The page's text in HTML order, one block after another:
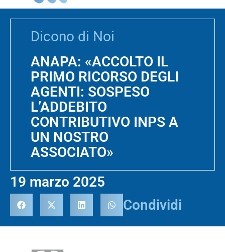
Dicono di Noi
ANAPA: «ACCOLTO IL
PRIMO RICORSO DEGLI
AGENTI: SOSPESO
L’ADDEBITO
CONTRIBUTIVO INPS A
UN NOSTRO
ASSOCIATO»
19 marzo 2025
Condividi